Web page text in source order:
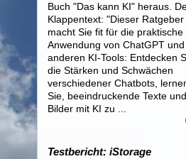
Buch "Das kann KI" heraus.
Klappentext: "Dieser Ratgeber
macht Sie fit für die praktische
Anwendung von ChatGPT und
anderen KI-Tools: Entdecken
die Stärken und Schwächen
verschiedener Chatbots,
Sie, beeindruckende Texte und
Bilder mit KI zu ...
Testbericht: iStorage